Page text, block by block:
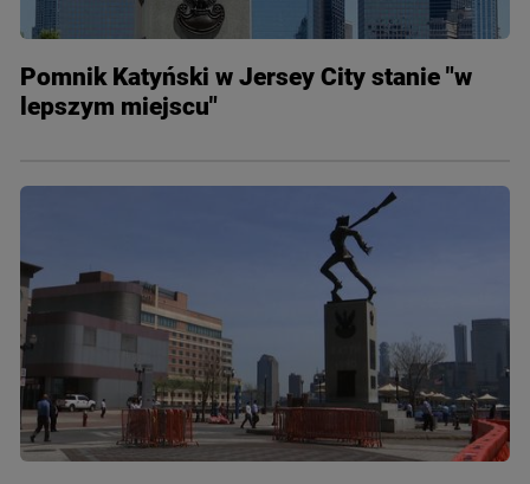
Pomnik Katyński w Jersey City stanie "w
lepszym miejscu"